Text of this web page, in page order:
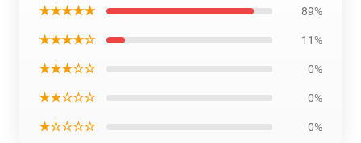
★★★★★ 89%
★★★★☆ 11%
★★★☆☆ 0%
★★☆☆☆ 0%
★☆☆☆☆ 0%